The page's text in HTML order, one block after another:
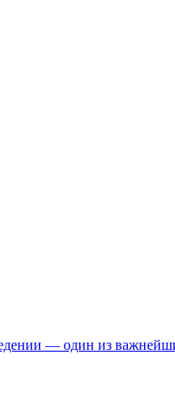
— один из